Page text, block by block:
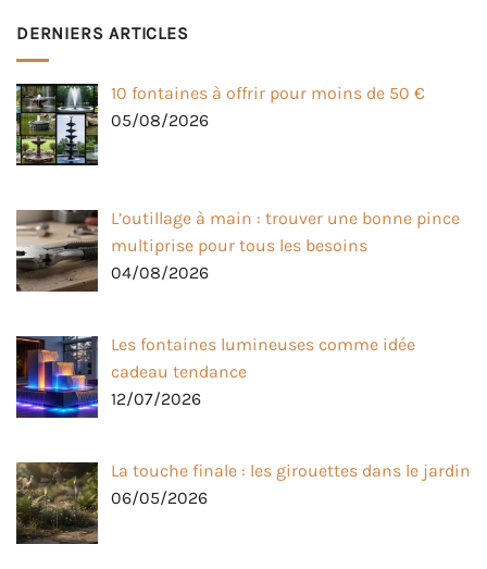
DERNIERS ARTICLES
10 fontaines à offrir pour moins de 50 €
05/08/2026
L’outillage à main : trouver une bonne pince
multiprise pour tous les besoins
04/08/2026
Les fontaines lumineuses comme idée
cadeau tendance
12/07/2026
La touche finale : les girouettes dans le jardin
06/05/2026